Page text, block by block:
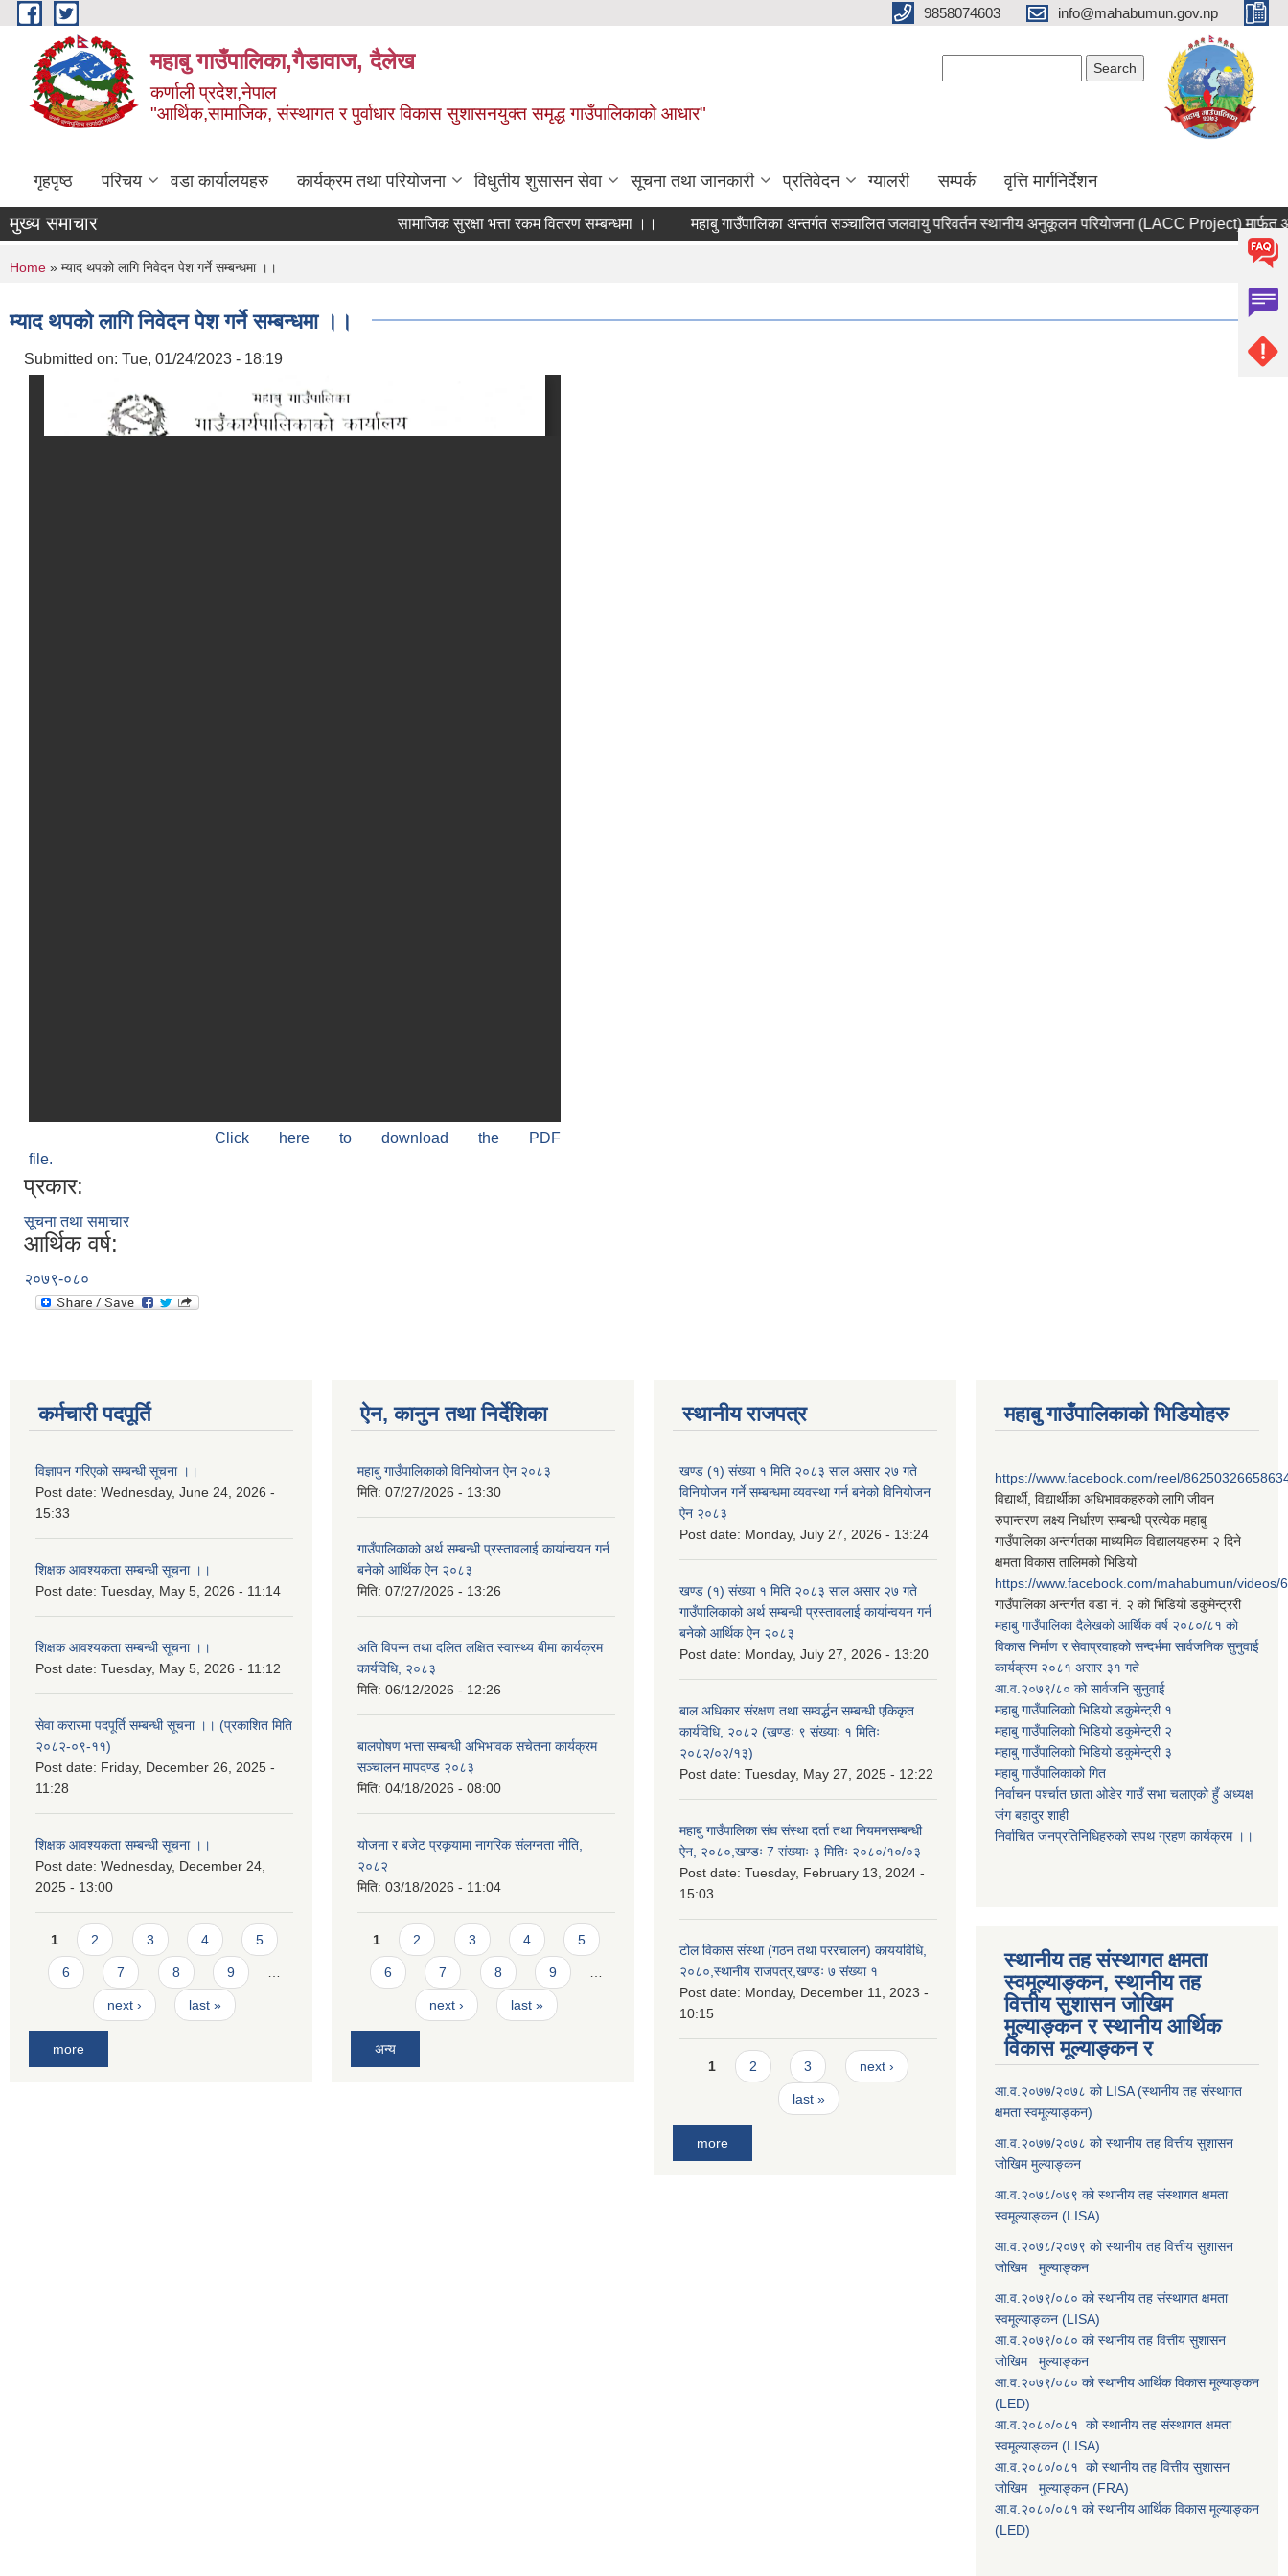
Skip to main content 9858074603 info@mahabumun.gov.np
महाबु गाउँपालिका,गैडावाज, दैलेख
कर्णाली प्रदेश,नेपाल
"आर्थिक,सामाजिक, संस्थागत र पुर्वाधार विकास सुशासनयुक्त समृद्ध गाउँपालिकाकाे आधार"
गृहपृष्ठ परिचय वडा कार्यालयहरु कार्यक्रम तथा परियोजना विधुतीय शुसासन सेवा सूचना तथा जानकारी प्रतिवेदन ग्यालरी सम्पर्क वृत्ति मार्गनिर्देशन
मुख्य समाचार सामाजिक सुरक्षा भत्ता रकम वितरण सम्बन्धमा ।। महाबु गाउँपालिका अन्तर्गत सञ्चालित जलवायु परिवर्तन स्थानीय अनुकूलन परियोजना (LACC Project)
You are here
Home » म्याद थपको लागि निवेदन पेश गर्ने सम्बन्धमा ।।
म्याद थपको लागि निवेदन पेश गर्ने सम्बन्धमा ।।
Submitted on: Tue, 01/24/2023 - 18:19
Click here to download the PDF
file.
प्रकार:
सूचना तथा समाचार
आर्थिक वर्ष:
२०७९-०८०
कर्मचारी पदपूर्ति
विज्ञापन गरिएको सम्बन्धी सूचना ।।
Post date: Wednesday, June 24, 2026 -
15:33
शिक्षक आवश्यकता सम्बन्धी सूचना ।।
Post date: Tuesday, May 5, 2026 - 11:14
शिक्षक आवश्यकता सम्बन्धी सूचना ।।
Post date: Tuesday, May 5, 2026 - 11:12
सेवा करारमा पदपूर्ति सम्बन्धी सूचना ।। (प्रकाशित मिति
२०८२-०९-११)
Post date: Friday, December 26, 2025 -
11:28
शिक्षक आवश्यकता सम्बन्धी सूचना ।।
Post date: Wednesday, December 24,
2025 - 13:00
Pages
1 2 3 4 5
6 7 8 9
next › last »
more
ऐन, कानुन तथा निर्देशिका
महाबु गाउँपालिकाको विनियोजन ऐन २०८३
मिति: 07/27/2026 - 13:30
गाउँपालिकाको अर्थ सम्बन्धी प्रस्तावलाई कार्यान्वयन गर्न
बनेको आर्थिक ऐन २०८३
मिति: 07/27/2026 - 13:26
अति विपन्न तथा दलित लक्षित स्वास्थ्य बीमा कार्यक्रम
कार्यविधि, २०८३
मिति: 06/12/2026 - 12:26
बालपोषण भत्ता सम्बन्धी अभिभावक सचेतना कार्यक्रम
सञ्चालन मापदण्ड २०८३
मिति: 04/18/2026 - 08:00
योजना र बजेट प्रकृयामा नागरिक संलग्नता नीति,
२०८२
मिति: 03/18/2026 - 11:04
Pages
1 2 3 4 5
6 7 8 9
next › last »
अन्य
स्थानीय राजपत्र
खण्ड (१) संख्या १ मिति २०८३ साल असार २७ गते
विनियोजन गर्ने सम्बन्धमा व्यवस्था गर्न बनेको विनियोजन
ऐन २०८३
Post date: Monday, July 27, 2026 - 13:24
खण्ड (१) संख्या १ मिति २०८३ साल असार २७ गते
गाउँपालिकाको अर्थ सम्बन्धी प्रस्तावलाई कार्यान्वयन गर्न
बनेको आर्थिक ऐन २०८३
Post date: Monday, July 27, 2026 - 13:20
बाल अधिकार संरक्षण तथा सम्वर्द्धन सम्बन्धी एकिकृत
कार्यविधि, २०८२ (खण्डः ९ संख्याः १ मितिः
२०८२/०२/१३)
Post date: Tuesday, May 27, 2025 - 12:22
महाबु गाउँपालिका संघ संस्था दर्ता तथा नियमनसम्बन्धी
ऐन, २०८०,खण्डः 7 संख्याः ३ मितिः २०८०/१०/०३
Post date: Tuesday, February 13, 2024 -
15:03
टोल विकास संस्था (गठन तथा पररचालन) काययविधि,
२०८०,स्थानीय राजपत्र,खण्डः ७ संख्या १
Post date: Monday, December 11, 2023 -
10:15
Pages
1 2 3 next ›
last »
more
महाबु गाउँपालिकाको भिडियोहरु
https://www.facebook.com/reel/
विद्यार्थी, विद्यार्थीका अधिभावकहरुको लागि जीवन
रुपान्तरण लक्ष्य निर्धारण सम्बन्धी प्रत्येक महाबु
गाउँपालिका अन्तर्गतका माध्यमिक विद्यालयहरुमा २ दिने
क्षमता विकास तालिमको भिडियो
https://www.facebook.com/mahabumun/videos/
गाउँपालिका अन्तर्गत वडा नं. २ को भिडियो डकुमेन्ट्ररी
महाबु गाउँपालिका दैलेखको आर्थिक वर्ष २०८०/८१ को
विकास निर्माण र सेवाप्रवाहको सन्दर्भमा सार्वजनिक सुनुवाई
कार्यक्रम २०८१ असार ३१ गते
आ.व.२०७९/८० को सार्वजनि सुनुवाई
महाबु गाउँपालिकाो भिडियो डकुमेन्ट्री १
महाबु गाउँपालिकाो भिडियो डकुमेन्ट्री २
महाबु गाउँपालिकाो भिडियो डकुमेन्ट्री ३
महाबु गाउँपालिकाको गित
निर्वाचन पर्श्चात छाता ओडेर गाउँ सभा चलाएको हुँ अध्यक्ष
जंग बहादुर शाही
निर्वाचित जनप्रतिनिधिहरुको सपथ ग्रहण कार्यक्रम ।।
स्थानीय तह संस्थागत क्षमता
स्वमूल्याङ्कन, स्थानीय तह
वित्तीय सुशासन जोखिम
मुल्याङ्कन र स्थानीय आर्थिक
विकास मूल्याङ्कन र
आ.व.२०७७/२०७८ को LISA (स्थानीय तह संस्थागत
क्षमता स्वमूल्याङ्कन)
आ.व.२०७७/२०७८ को स्थानीय तह वित्तीय सुशासन
जोखिम मुल्याङ्कन
आ.व.२०७८/०७९ को स्थानीय तह संस्थागत क्षमता
स्वमूल्याङ्कन (LISA)
आ.व.२०७८/२०७९ को स्थानीय तह वित्तीय सुशासन
जोखिम मुल्याङ्कन
आ.व.२०७९/०८० को स्थानीय तह संस्थागत क्षमता
स्वमूल्याङ्कन (LISA)
आ.व.२०७९/०८० को स्थानीय तह वित्तीय सुशासन
जोखिम मुल्याङ्कन
आ.व.२०७९/०८० को स्थानीय आर्थिक विकास मूल्याङ्कन
(LED)
आ.व.२०८०/०८१ को स्थानीय तह संस्थागत क्षमता
स्वमूल्याङ्कन (LISA)
आ.व.२०८०/०८१ को स्थानीय तह वित्तीय सुशासन
जोखिम मुल्याङ्कन (FRA)
आ.व.२०८०/०८१ को स्थानीय आर्थिक विकास मूल्याङ्कन
(LED)